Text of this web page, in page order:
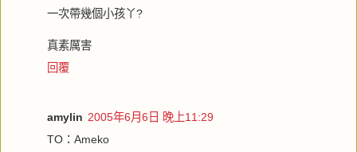
一次帶幾個小孩丫?
真素厲害
回覆
amylin 2005年6月6日 晚上11:29
TO：Ameko